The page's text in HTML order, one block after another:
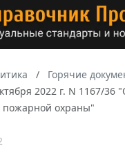
Горячие
2022 г. N 1167/
пожарной охраны"